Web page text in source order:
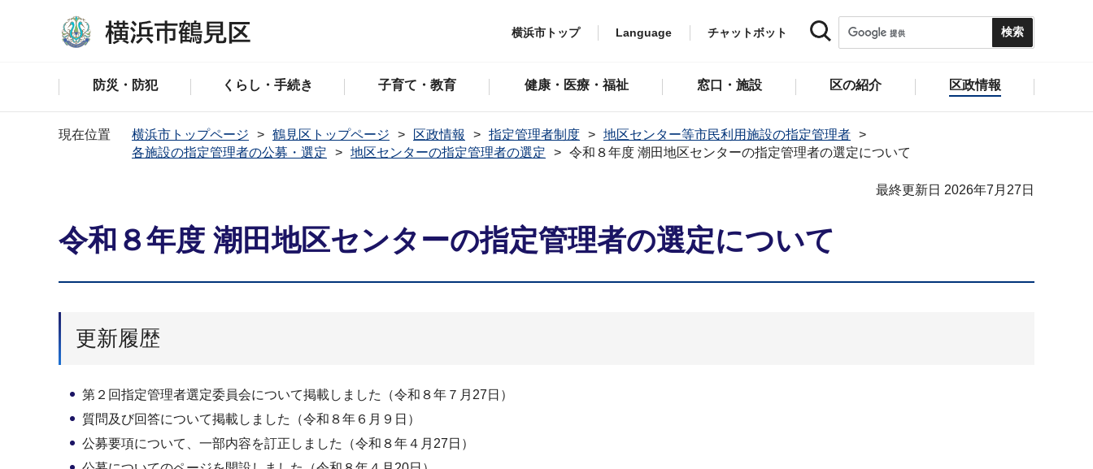
横浜市トップ Language チャットボット
防災・防犯 くらし・手続き 子育て・教育 健康・医療・福祉 窓口・施設 区の紹介 区政情報
現在位置 横浜市トップページ 鶴見区トップページ 区政情報 指定管理者制度
地区センター等市民利用施設の指定管理者
各施設の指定管理者の公募・選定
地区センターの指定管理者の選定 令和８年度 潮田地区センターの指定管理者の選定について
最終更新日 2026年7月27日
令和８年度 潮田地区センターの指定管理者の選定について
更新履歴
第２回指定管理者選定委員会について掲載しました（令和８年７月27日）
質問及び回答について掲載しました（令和８年６月９日）
公募要項について、一部内容を訂正しました（令和８年４月27日）